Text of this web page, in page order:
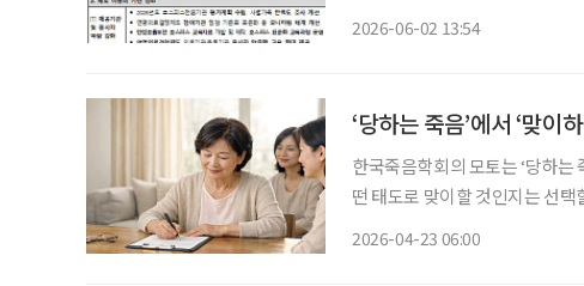
2026-06-02 13:54
‘당하는 죽음’에서 ‘맞이
한국죽음학회의 모토는 ‘당하는
떤 태도로 맞이할 것인지는 선택
2026-04-23 06:00